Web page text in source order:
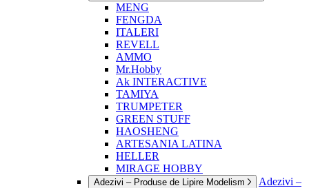
MENG
FENGDA
ITALERI
REVELL
AMMO
Mr.Hobby
Ak INTERACTIVE
TAMIYA
TRUMPETER
GREEN STUFF
HAOSHENG
ARTESANIA LATINA
HELLER
MIRAGE HOBBY
Adezivi – Produse de Lipire Modelism
Adezivi –